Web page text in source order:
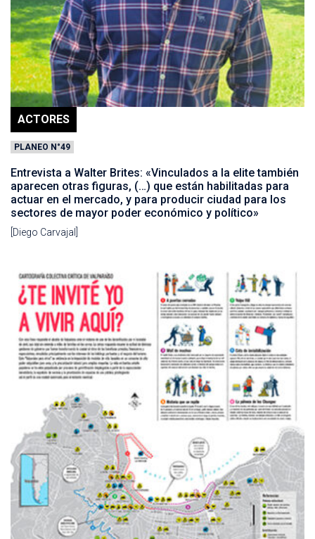
ACTORES
PLANEO N°49
Entrevista a Walter Brites: «Vinculados a la elite también
aparecen otras figuras, (…) que están habilitadas para
actuar en el mercado, y para producir ciudad para los
sectores de mayor poder económico y político»
[Diego Carvajal]